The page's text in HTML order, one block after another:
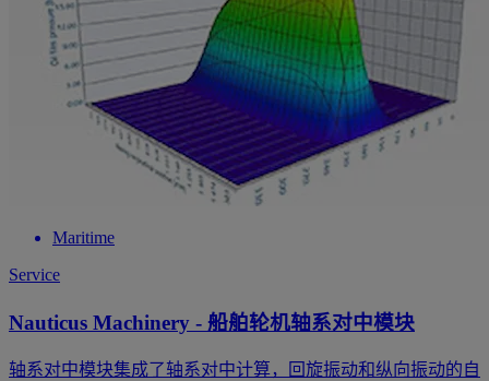
Maritime
Service
Nauticus Machinery - 船舶轮机轴系对中模块
轴系对中模块集成了轴系对中计算，回旋振动和纵向振动的自